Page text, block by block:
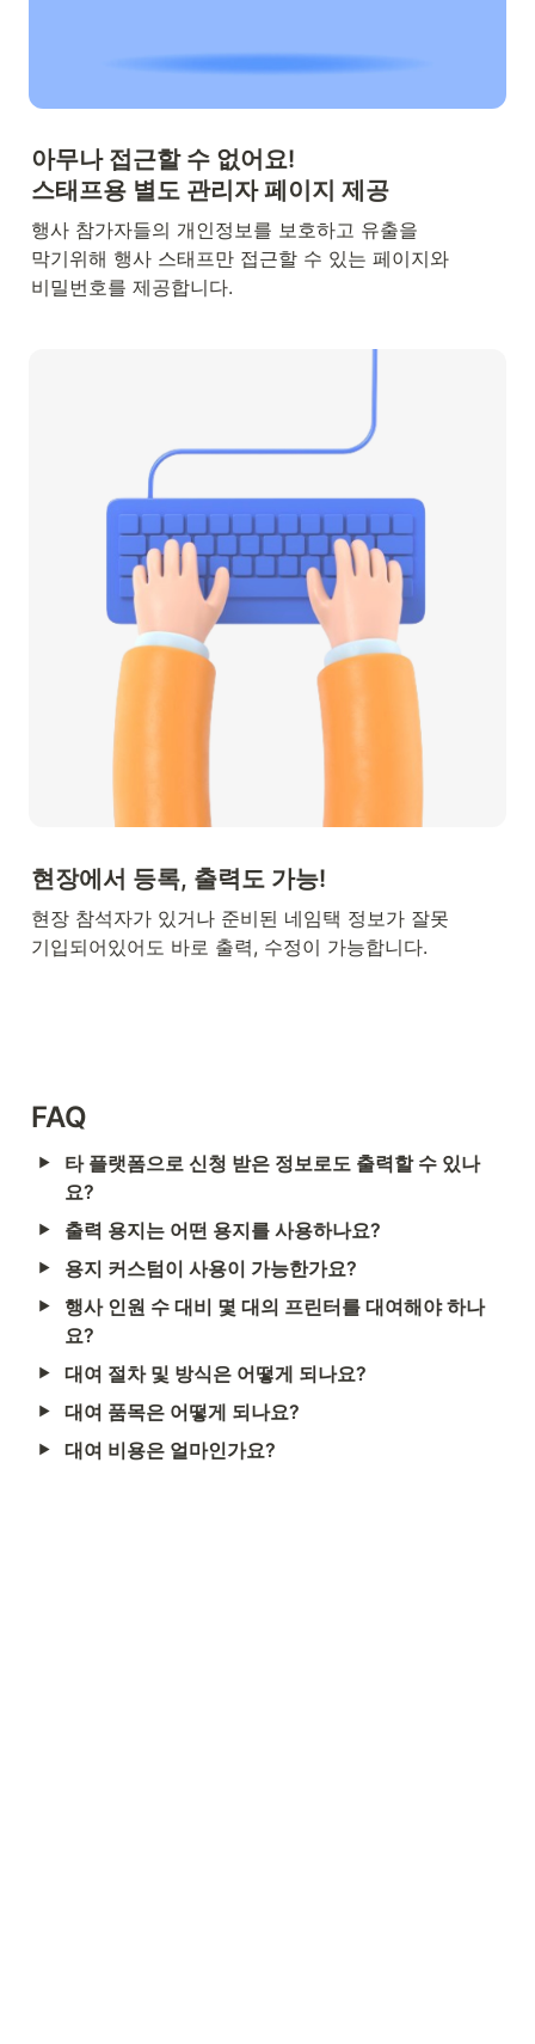
아무나 접근할 수 없어요!
스태프용 별도 관리자 페이지 제공
행사 참가자들의 개인정보를 보호하고 유출을
막기위해 행사 스태프만 접근할 수 있는 페이지와
비밀번호를 제공합니다.
현장에서 등록, 출력도 가능!
현장 참석자가 있거나 준비된 네임택 정보가 잘못
기입되어있어도 바로 출력, 수정이 가능합니다.
FAQ
타 플랫폼으로 신청 받은 정보로도 출력할 수 있나
요?
출력 용지는 어떤 용지를 사용하나요?
용지 커스텀이 사용이 가능한가요?
행사 인원 수 대비 몇 대의 프린터를 대여해야 하나
요?
대여 절차 및 방식은 어떻게 되나요?
대여 품목은 어떻게 되나요?
대여 비용은 얼마인가요?